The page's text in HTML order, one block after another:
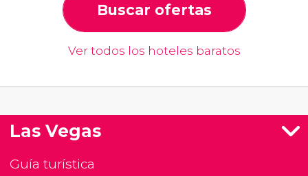
Buscar ofertas
Ver todos los hoteles baratos
Las Vegas
Guía turística